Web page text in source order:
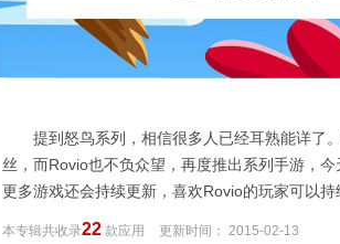
提到怒鸟系列，相信很多人已经耳熟能详了
丝，而Rovio也不负众望，再度推出系列手游，
更多游戏还会持续更新，喜欢Rovio的玩家可以持
本专辑共收录22 款应用 更新时间： 2015-02-13